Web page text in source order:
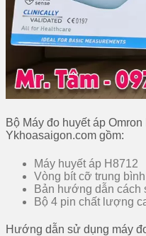
Bộ Máy đo huyết áp
Ykhoasaigon.com gồm:
Máy huyết áp H8712
Vòng bít cỡ trung bình
Bản hướng dẫn cách
Bộ 4 pin chất lượng
Hướng dẫn sử dụng máy